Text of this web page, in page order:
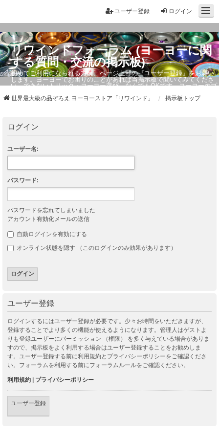
ログイン
ユーザー登録
リワインドフォーラム (ヨーヨーに関
する質問・交流の掲示板)
初めてご利用になられる方は、ページ上部の『ユーザー登録』をお願い
します。ヨーヨーでお困りのことがあれば当掲示板で聞いてみてくださ
い。できないトリック・ヨーヨー選び、なんでもOKです。ヨーヨーのプ
世界最大級の品ぞろえ ヨーヨーストア「リワインド」 掲示板トップ
ログイン
ユーザー名:
パスワード:
パスワードを忘れてしまいました
アカウント有効化メールの送信
自動ログインを有効にする
オンライン状態を隠す （このログインのみ効果があります）
ユーザー登録
ログインするにはユーザー登録が必要です。少々お時間をいただきますが、
登録することでより多くの機能が使えるようになります。管理人はゲストよ
りも登録ユーザーにパーミッション （権限） を多く与えている場合がありま
すので、掲示板をよく利用する場合はユーザー登録することをお勧めしま
す。ユーザー登録する前に利用規約とプライバシーポリシーをご確認くださ
い。フォーラムを利用する前にフォーラムルールをご確認ください。
利用規約 | プライバシーポリシー
ユーザー登録